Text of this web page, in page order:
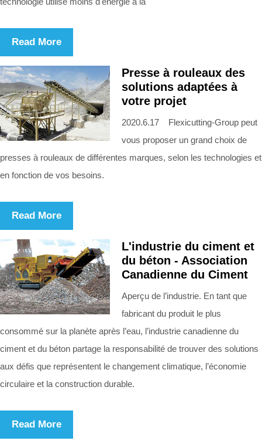
Read More
Presse à rouleaux des
solutions adaptées à
votre projet
2020.6.17 Flexicutting-Group peut
vous proposer un grand choix de
presses à rouleaux de différentes marques, selon les technologies et
en fonction de vos besoins.
Read More
L'industrie du ciment et
du béton - Association
Canadienne du Ciment
Aperçu de l’industrie. En tant que
fabricant du produit le plus
consommé sur la planète après l’eau, l’industrie canadienne du
ciment et du béton partage la responsabilité de trouver des solutions
aux défis que représentent le changement climatique, l’économie
circulaire et la construction durable.
Read More